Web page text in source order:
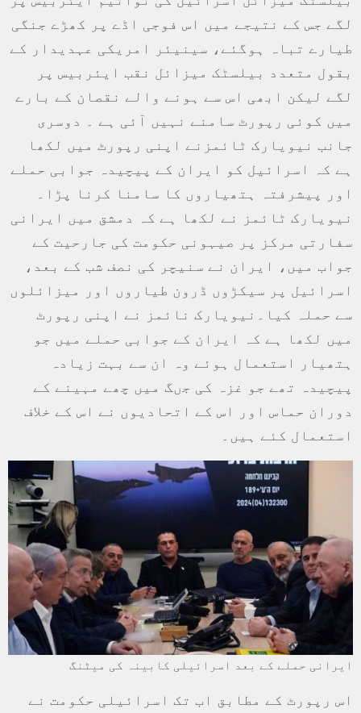
لگے جس کے نتیجے میں اس فوجی اڈے پر کھڑے جنگی
طیارے تباہ ہوگئے، سینیئر امریکی عہدیدار کے
بقول متعدد بیلسٹک میزائل نقب ایئربیس پر
لگے لیکن ابھی اس سے ہونے والے نقصان کے بارے
میں کوئی رپورٹ سامنے نہيں آئی ہے ۔ دوسری
جانب نیویارک ٹائمزنے اپنی رپورٹ میں لکھا
ہے کہ اسرائیل کو ایران کے پیچیدہ جوابی حملے
اور پیشرفتہ ہتھیاروں کا سامنا کرنا پڑا۔
نیویارک ٹائمز نے لکھا ہے کہ دمشق میں ایرانی
سفارتی مرکز پر صیہونی حکومت کی جارحیت کے
جواب میں، ایران نے سنیچر کی نصف شب کے بعد،
اسرائيل پر سیکڑوں ڈرون طیاروں اور میزائلوں
سے حملہ کیا۔نیویارک نائمز نے اپنی رپورٹ
میں لکھا ہے کہ ایران کے جوابی حملے میں جو
ہتھیار استعمال ہوئے وہ ان سے بہت زیادہ
پیچیدہ تھے جو غزہ کی جںگ میں چھے مہینے کے
دوران حماس اور اس کے اتحادیوں نے اس کے خلاف
استعمال کئے ہیں۔
ایرانی حملے کے بعد اسرائیلی کابینہ کی میٹنگ
اس رپورٹ کے مطابق اب تک اسرائيلی حکومت نے